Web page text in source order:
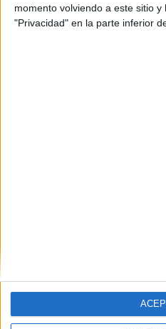
momento volviendo a este sitio
"Privacidad" en la parte inferior
Ciclos de Título Profesional Básico
Electrónica
Diego de León 47,